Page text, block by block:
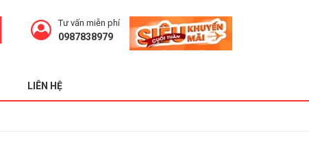
Tư vấn miễn phí
0987838979
LIÊN HỆ